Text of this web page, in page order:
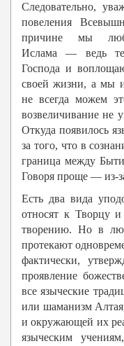
Следовательно,
повеления
причине мы
Ислама — ведь те
Господа и
своей жизни, а мы
не всегда можем
возвеличивание не
Откуда появилось
за того, что в
граница между
Говоря проще — из-
Есть два вида
относят к Творцу и
творению. Но в
протекают
фактически,
проявление
все языческие
или шаманизм
и окружающей их
языческим